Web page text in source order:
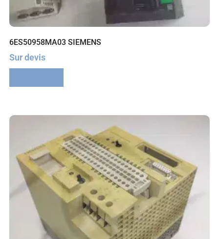
6ES50958MA03 SIEMENS
Sur devis